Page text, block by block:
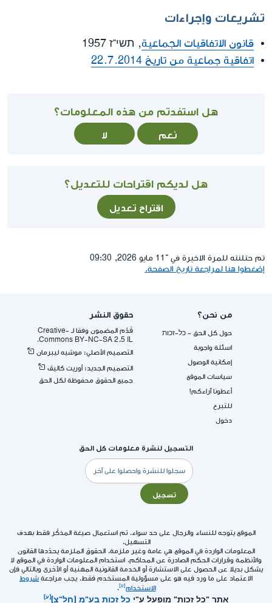
تشريعات وإجراءات
قانون الاتفاقيات الجماعية, תשי"ז 1957
اتفاقية جماعية من تاريخ 22.7.2014
هل استفدتم من هذه المعلومات؟
نعم لا
هل لديكم اقتراحات للتعديل؟
اقتراح تعديل
تم حتلنته للمرة الاخيرة في ־11 مايو 2026, 09:30
إضغطوا هنا لمراجعة تاريخ الصفحة.
من نحن؟
حول كل الحق - כל-זכות
اسئلة واجوبة
إمكانية الوصول
سياسات الموقع
أعطونا آراءكم!
للتبرع
دخول
حقوق النشر
قُدِّم المضمون وفقا لـ -Creative
Commons BY-NC-SA 2.5 IL.
التصميم الأصلي: موشيه ليبرمان
التصميم الجديد: أوريت كاليڤ
جميع الحقوق محفوظة لكل الحق
التسجيل لنشرة معلومات كل الحق
البريد
الإلكتروني
تسجيل
الموقع يتوجه للنساء والرجال على حد سواء. تم استعمال صيغة المذكّر فقط بهدف
التسهيل.
المعلومات الواردة في الموقع هي عامة وغير ملزمة. الحقوق الملزمة يحدّدها القانون
والأنظمة وقرارات الحكم الصادرة عن المحاكم. استخدام المعلومات الواردة في الموقع لا
يشكل بديلا عن الحصول على الاستشارة أو الخدمة القانونية المهنية أو الأخرى وبالتالي فإن
الاعتماد على ما ورد فيه هو على مسؤولية المستخدم فقط. يجب مراجعة شروط
الاستخدام
.
אתר "כל זכות" מופעל ע"י כל זכות בע"מ (חל"צ)